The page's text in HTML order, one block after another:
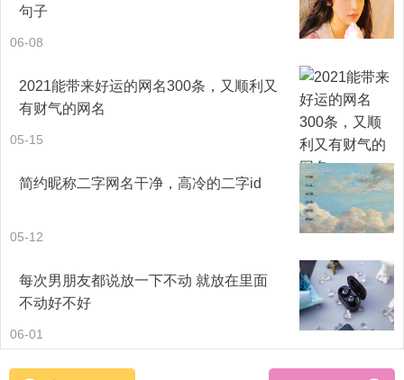
己生命终结的时候。
来临，那个时候。太阳进入晚年期，它里面的氢氦核燃料用
尽，太阳就会膨胀成一颗巨大的红星，外围的火焰延伸至地
球轨迹的边缘，太阳系内的水星、金星和地球将会葬身于一
片火海之中，地面上一切的生命亦随之灰飞湮灭。
我会爱你多久，如果我说永远，那是骗你的，永远即是六十
什么都有用完的一天，太阳会用完，空气会用完，燃料会用
完，精力会用完。耐性会用完，斗志会用完，爱情又凭什么
不会用完？
句子
06-08
2021能带来好运的网名300条，又顺利又
有财气的网名
05-15
简约昵称二字网名干净，高冷的二字id
05-12
每次男朋友都说放一下不动 就放在里面
不动好不好
06-01